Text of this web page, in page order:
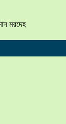
মরদেহ